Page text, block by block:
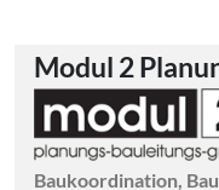
Modul 2
Baukoordination,